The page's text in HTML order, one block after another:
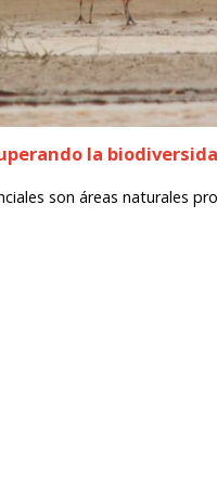
la
son áreas naturales